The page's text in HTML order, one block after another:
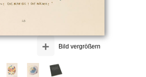
Bild vergrößern
+